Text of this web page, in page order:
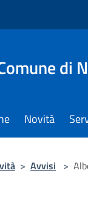
di
Novità
> Avvisi >